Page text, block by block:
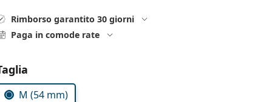
Rimborso garantito 30 giorni
Paga in comode rate
i parametri
M (54 mm)